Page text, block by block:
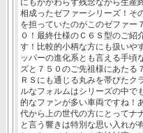
相成ったゼファーシリーズ！そ
を担っていたのがこのゼファー
０！最終仕様のＣ６Ｓ型のご紹
す！比較的小柄な方にも扱いや
ッパーの進化系とも言える手頃
ズと７５０のご先祖様にあたる
ＲＳにも通じる丸みを帯びたク
ルなフォルムはシリーズの中で
的なファンが多い車両ですね！
代から上の世代の方にとってナ
と言う響きは特別な思い入れが